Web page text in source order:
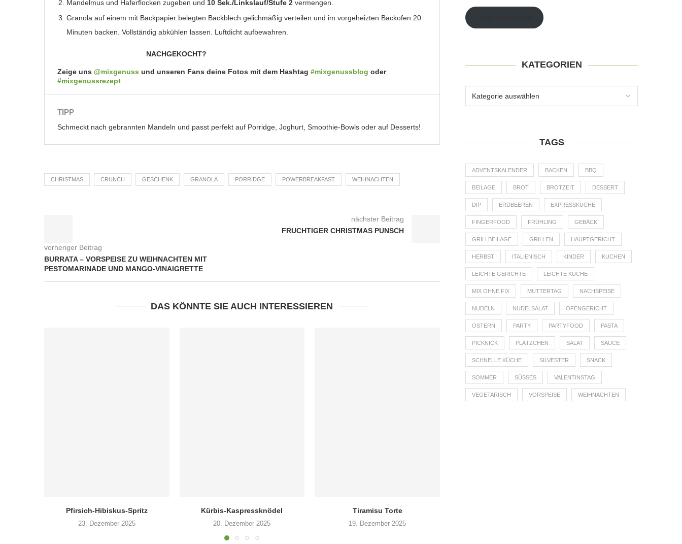
Mandelmus und Haferflocken zugeben und 10 Sek./Linkslauf/Stufe 2 vermengen.
Granola auf einem mit Backpapier belegten Backblech gelichmäßig verteilen und im vorgeheizten Backofen 20
Minuten backen. Vollständig abkühlen lassen. Luftdicht aufbewahren.
NACHGEKOCHT?
Zeige uns @mixgenuss und unseren Fans deine Fotos mit dem Hashtag #mixgenussblog oder
#mixgenussrezept
TIPP
Schmeckt nach gebrannten Mandeln und passt perfekt auf Porridge, Joghurt, Smoothie-Bowls oder auf Desserts!
CHRISTMAS CRUNCH GESCHENK GRANOLA PORRIDGE POWERBREAKFAST WEIHNACHTEN
vorheriger Beitrag
BURRATA – VORSPEISE ZU WEIHNACHTEN MIT
PESTOMARINADE UND MANGO-VINAIGRETTE
nächster Beitrag
FRUCHTIGER CHRISTMAS PUNSCH
DAS KÖNNTE SIE AUCH INTERESSIEREN
Pfirsich-Hibiskus-Spritz
23. Dezember 2025
Kürbis-Kaspressknödel
20. Dezember 2025
Tiramisu Torte
19. Dezember 2025
KATEGORIEN
TAGS
ADVENTSKALENDER BACKEN BBQ
BEILAGE BROT BROTZEIT DESSERT
DIP ERDBEEREN EXPRESSKÜCHE
FINGERFOOD FRÜHLING GEBÄCK
GRILLBEILAGE GRILLEN HAUPTGERICHT
HERBST ITALIENISCH KINDER KUCHEN
LEICHTE GERICHTE LEICHTE KÜCHE
MIX OHNE FIX MUTTERTAG NACHSPEISE
NUDELN NUDELSALAT OFENGERICHT
OSTERN PARTY PARTYFOOD PASTA
PICKNICK PLÄTZCHEN SALAT SAUCE
SCHNELLE KÜCHE SILVESTER SNACK
SOMMER SÜSSES VALENTINSTAG
VEGETARISCH VORSPEISE WEIHNACHTEN